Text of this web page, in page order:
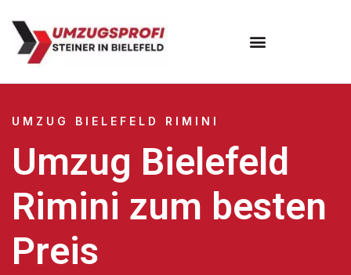
UMZUG BIELEFELD RIMINI
Umzug Bielefeld
Rimini zum besten
Preis